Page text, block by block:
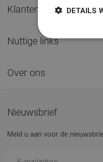
Klantenservice
Nuttige links
Over ons
Nieuwsbrief
Meld u aan voor de
DETAILS